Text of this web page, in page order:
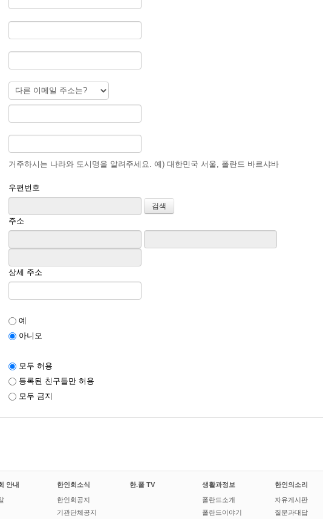
거주하시는 나라와 도시명을 알려주세요. 예) 대한민국 서울, 폴란드 바르샤바
우편번호
주소
상세 주소
예
아니오
모두 허용
등록된 친구들만 허용
모두 금지
안내 한인회소식
한인회공지
기관단체공지
한.폴 TV 생활과정보
폴란드소개
폴란드이야기
한인의소리
자유게시판
질문과대답